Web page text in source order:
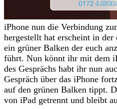
iPhone nun die Verbindung
hergestellt hat erscheint in der
ein grüner Balken der euch
führt. Nun könnt ihr mit dem
des Gesprächs habt ihr nun
Gespräch über das iPhone
auf den grünen Balken tippt.
von iPad getrennt und bleibt